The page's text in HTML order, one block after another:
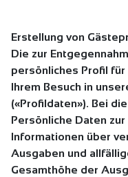
Erstellung von
Die zur
persönliches Profil
Ihrem Besuch in
(«Profildaten»). Bei
Persönliche Daten
Informationen über
Ausgaben und
Gesamthöhe der